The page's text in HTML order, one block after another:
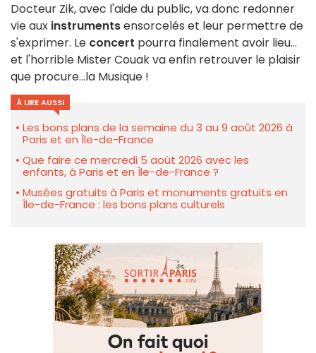
Docteur Zik, avec l'aide du public, va donc redonner
vie aux instrumentsensorcelés et leur permettre de
s'exprimer. Le concert pourra finalement avoir lieu...
et l'horrible Mister Couak va enfin retrouver le plaisir
que procure...la Musique !
À LIRE AUSSI
Les bons plans de la semaine du 3 au 9 août 2026 à
Paris et en Île-de-France
Que faire ce mercredi 5 août 2026 avec les
enfants, à Paris et en Île-de-France ?
Musées gratuits à Paris et monuments gratuits en
Île-de-France : les bons plans culturels